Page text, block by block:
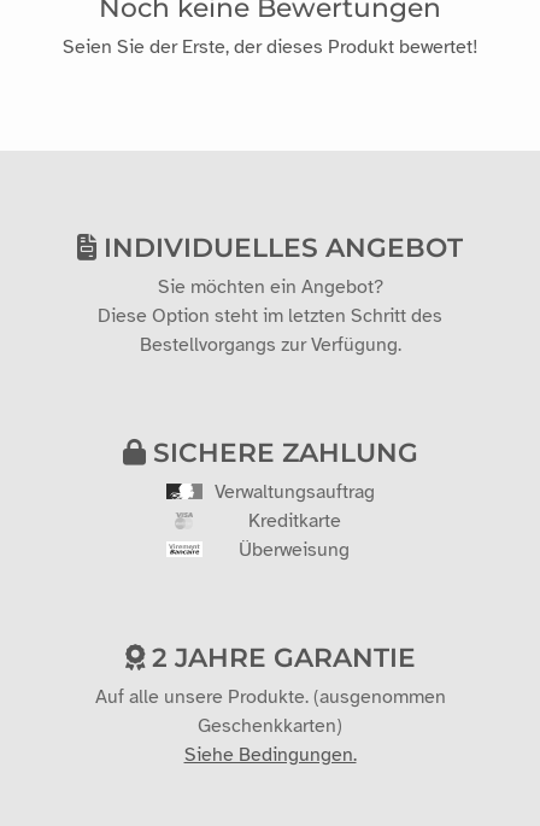
Noch keine Bewertungen
Seien Sie der Erste, der dieses Produkt bewertet!
INDIVIDUELLES ANGEBOT
Sie möchten ein Angebot?
Diese Option steht im letzten Schritt des
Bestellvorgangs zur Verfügung.
SICHERE ZAHLUNG
Verwaltungsauftrag
Kreditkarte
Überweisung
2 JAHRE GARANTIE
Auf alle unsere Produkte. (ausgenommen
Geschenkkarten)
Siehe Bedingungen.